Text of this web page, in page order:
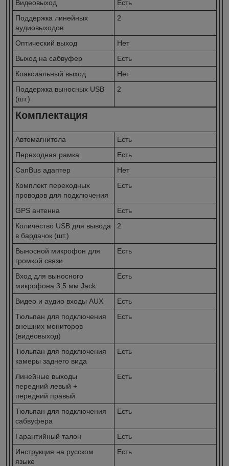
Видеовыход
Есть
Поддержка линейных
аудиовыходов
2
Оптический выход
Нет
Выход на сабвуфер
Есть
Коаксиальный выход
Нет
Поддержка выносных USB
(шт.)
2
Комплектация
Автомагнитола
Есть
Переходная рамка
Есть
CanBus адаптер
Нет
Комплект переходных
проводов для подключения
Есть
GPS антенна
Есть
Количество USB для вывода
в бардачок (шт.)
2
Выносной микрофон для
громкой связи
Есть
Вход для выносного
микрофона 3.5 мм Jack
Есть
Видео и аудио входы AUX
Есть
Тюльпан для подключения
внешних мониторов
(видеовыход)
Есть
Тюльпан для подключения
камеры заднего вида
Есть
Линейные выходы
передний левый +
передний правый
Есть
Тюльпан для подключения
сабвуфера
Есть
Гарантийный талон
Есть
Инструкция на русском
языке
Есть